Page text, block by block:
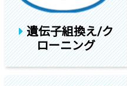
遺伝子組換え/ク
ローニング